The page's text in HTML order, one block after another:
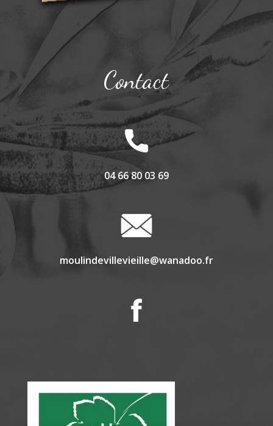
Contact
04 66 80 03 69
moulindevillevieille@wanadoo.fr